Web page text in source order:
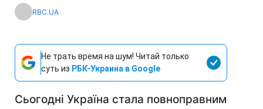
RBC.UA
Не трать время на шум! Читай только
суть из РБК-Украина в Google
Сьогодні Україна стала повноправним